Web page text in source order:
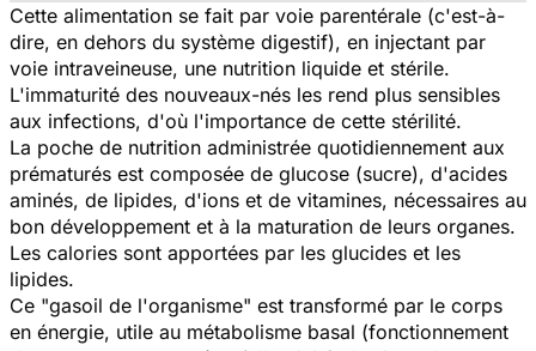
Cette alimentation se fait par voie parentérale (c'est-à-
dire, en dehors du système digestif), en injectant par
voie intraveineuse, une nutrition liquide et stérile.
L'immaturité des nouveaux-nés les rend plus sensibles
aux infections, d'où l'importance de cette stérilité.
La poche de nutrition administrée quotidiennement aux
prématurés est composée de glucose (sucre), d'acides
aminés, de lipides, d'ions et de vitamines, nécessaires au
bon développement et à la maturation de leurs organes.
Les calories sont apportées par les glucides et les
lipides.
Ce "gasoil de l'organisme" est transformé par le corps
en énergie, utile au métabolisme basal (fonctionnement